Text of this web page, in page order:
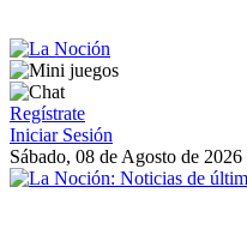
Regístrate
Iniciar Sesión
Sábado, 08 de Agosto de